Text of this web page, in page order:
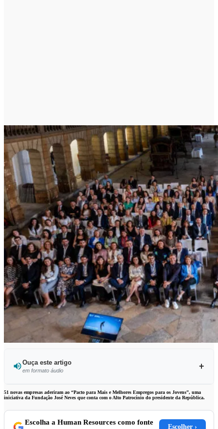
Ouça este artigo
em formato áudio
Ouvir este artigo
51 novas empresas aderiram ao “Pacto para Mais e Melhores Empregos para os Jovens”, uma
iniciativa da Fundação José Neves que conta com o Alto Patrocínio do presidente da República.
Escolha a Human Resources como fonte
Escolher ›